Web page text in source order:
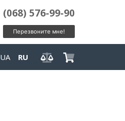
(068) 576-99-90
Перезвоните мне!
UA RU